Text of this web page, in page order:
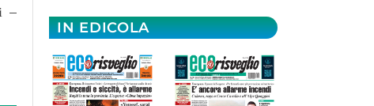
–
IN EDICOLA